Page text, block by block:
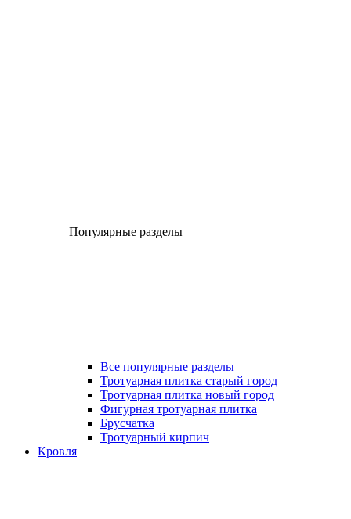
Популярные разделы
Все популярные разделы
Тротуарная плитка старый город
Тротуарная плитка новый город
Фигурная тротуарная плитка
Брусчатка
Тротуарный кирпич
Кровля